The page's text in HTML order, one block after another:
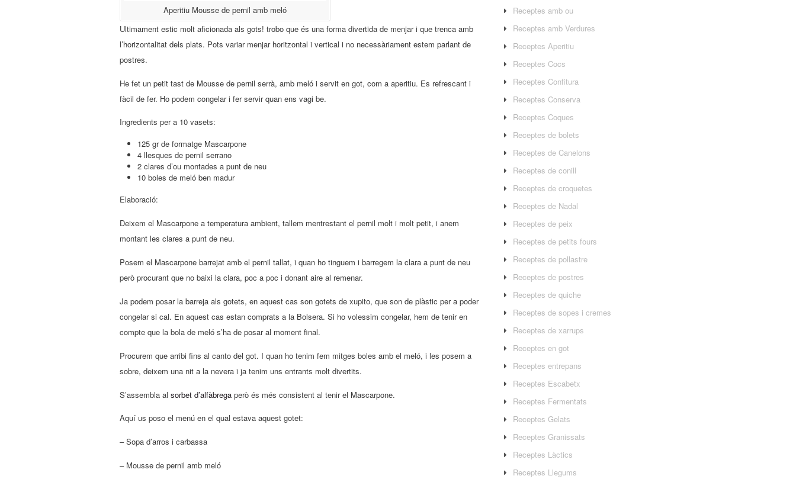
Aperitiu Mousse de pernil amb meló
Ultimament estic molt aficionada als gots! trobo que és una forma divertida de menjar i que trenca amb
l’horizontalitat dels plats. Pots variar menjar horitzontal i vertical i no necessàriament estem parlant de
postres.
He fet un petit tast de Mousse de pernil serrà, amb meló i servit en got, com a aperitiu. Es refrescant i
fàcil de fer. Ho podem congelar i fer servir quan ens vagi be.
Ingredients per a 10 vasets:
125 gr de formatge Mascarpone
4 llesques de pernil serrano
2 clares d’ou montades a punt de neu
10 boles de meló ben madur
Elaboració:
Deixem el Mascarpone a temperatura ambient, tallem mentrestant el pernil molt i molt petit, i anem
montant les clares a punt de neu.
Posem el Mascarpone barrejat amb el pernil tallat, i quan ho tinguem i barregem la clara a punt de neu
però procurant que no baixi la clara, poc a poc i donant aire al remenar.
Ja podem posar la barreja als gotets, en aquest cas son gotets de xupito, que son de plàstic per a poder
congelar si cal. En aquest cas estan comprats a la Bolsera. Si ho volessim congelar, hem de tenir en
compte que la bola de meló s’ha de posar al moment final.
Procurem que arribi fins al canto del got. I quan ho tenim fem mitges boles amb el meló, i les posem a
sobre, deixem una nit a la nevera i ja tenim uns entrants molt divertits.
S’assembla al sorbet d’alfàbrega però és més consistent al tenir el Mascarpone.
Aquí us poso el menú en el qual estava aquest gotet:
– Sopa d’arros i carbassa
– Mousse de pernil amb meló
Receptes amb ou
Receptes amb Verdures
Receptes Aperitiu
Receptes Cocs
Receptes Confitura
Receptes Conserva
Receptes Coques
Receptes de bolets
Receptes de Canelons
Receptes de conill
Receptes de croquetes
Receptes de Nadal
Receptes de peix
Receptes de petits fours
Receptes de pollastre
Receptes de postres
Receptes de quiche
Receptes de sopes i cremes
Receptes de xarrups
Receptes en got
Receptes entrepans
Receptes Escabetx
Receptes Fermentats
Receptes Gelats
Receptes Granissats
Receptes Làctics
Receptes Llegums